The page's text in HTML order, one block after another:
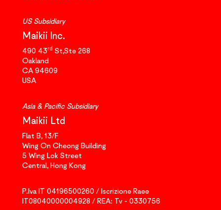
US Subsidiary
Maikii Inc.
490 43rd St,Ste 268
Oakland
CA 94609
USA
Asia & Pacific Subsidiary
Maikii Ltd
Flat B, 13/F
Wing On Cheong Building
5 Wing Lok Street
Central, Hong Kong
P.Iva IT 04196500260 / Iscrizione Raee
IT08040000004928 / REA: Tv - 0330756